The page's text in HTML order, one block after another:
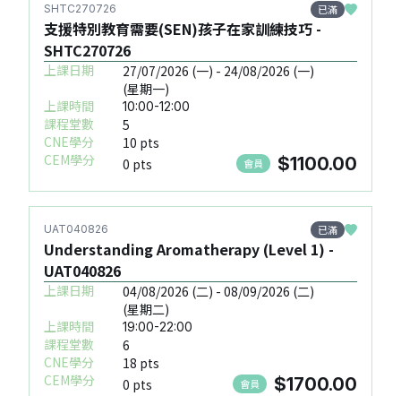
SHTC270726 已滿
支援特別教育需要(SEN)孩子在家訓練技巧 -
SHTC270726
上課日期
27/07/2026 (一) - 24/08/2026 (一)
(星期一)
上課時間
10:00-12:00
課程堂數
5
CNE學分
10 pts
CEM學分
0 pts 會員 $1100.00
UAT040826 已滿
Understanding Aromatherapy (Level 1) -
UAT040826
上課日期
04/08/2026 (二) - 08/09/2026 (二)
(星期二)
上課時間
19:00-22:00
課程堂數
6
CNE學分
18 pts
CEM學分
0 pts 會員 $1700.00